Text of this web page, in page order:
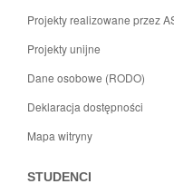
Projekty realizowane przez
Projekty unijne
Dane osobowe (RODO)
Deklaracja dostępności
Mapa witryny
STUDENCI